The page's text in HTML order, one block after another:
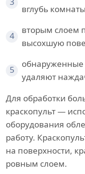
вглубь
4
вторым слоем
высохшую
5
обнаруженные
удаляют
Для обработки
краскопульт —
оборудования
работу.
на поверхности,
ровным слоем.